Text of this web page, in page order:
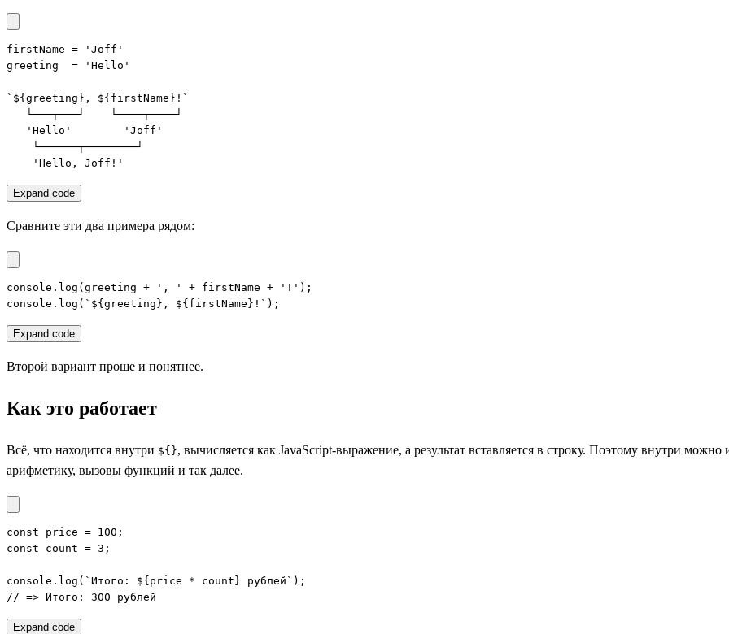
firstName = 'Joff'
greeting  = 'Hello'
`${greeting}, ${firstName}!`
   └───┬───┘    └────┬────┘
   'Hello'        'Joff'
    └──────┬────────┘
    'Hello, Joff!'
Expand code
Сравните эти два примера рядом:
console.log(greeting + ', ' + firstName + '!');
console.log(`${greeting}, ${firstName}!`);
Expand code
Второй вариант проще и понятнее.
Как это работает
Всё, что находится внутри ${}, вычисляется как JavaScript-выражение, а результат вставляется в строку. Поэтому внутри
арифметику, вызовы функций и так далее.
const price = 100;
const count = 3;
console.log(`Итого: ${price * count} рублей`);
// => Итого: 300 рублей
Expand code